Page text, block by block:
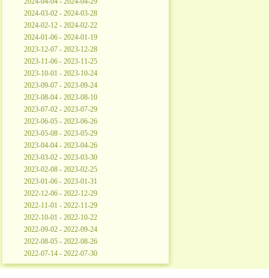
2024-03-02 - 2024-03-28
2024-02-12 - 2024-02-22
2024-01-06 - 2024-01-19
2023-12-07 - 2023-12-28
2023-11-06 - 2023-11-25
2023-10-01 - 2023-10-24
2023-09-07 - 2023-09-24
2023-08-04 - 2023-08-10
2023-07-02 - 2023-07-29
2023-06-05 - 2023-06-26
2023-05-08 - 2023-05-29
2023-04-04 - 2023-04-26
2023-03-02 - 2023-03-30
2023-02-08 - 2023-02-25
2023-01-06 - 2023-01-31
2022-12-06 - 2022-12-29
2022-11-01 - 2022-11-29
2022-10-01 - 2022-10-22
2022-09-02 - 2022-09-24
2022-08-05 - 2022-08-26
2022-07-14 - 2022-07-30